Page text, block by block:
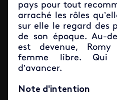
pays pour tout
arraché les rôles
sur elle le regard des
de son époque. Au-
est devenue,
femme libre. Qui
d’avancer.
Note d'intention